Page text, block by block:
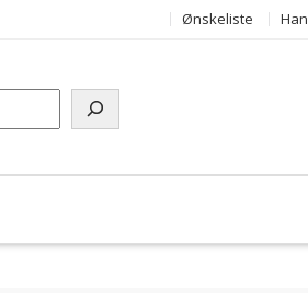
Ønskeliste